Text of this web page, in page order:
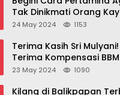
Tak Dinikmati Orang
24 May 2024 1153
Terima Kasih Sri
Terima Kompensasi
23 May 2024 1090
Kilang di Balikpapan